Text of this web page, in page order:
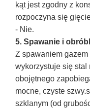
kąt jest zgodny z
rozpoczyna się
- Nie.
5. Spawanie i
Z spawaniem
wykorzystuje się stal
obojętnego
mocne, czyste
szklanym (od